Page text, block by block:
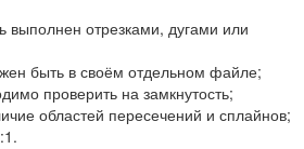
выполнен отрезками, дугами или
быть в своём отдельном файле;
проверить на замкнутость;
областей пересечений и сплайнов;